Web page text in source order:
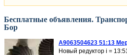
Бесплатные объявления.
Бор
A9063504623 51:13
Новый редуктор i =